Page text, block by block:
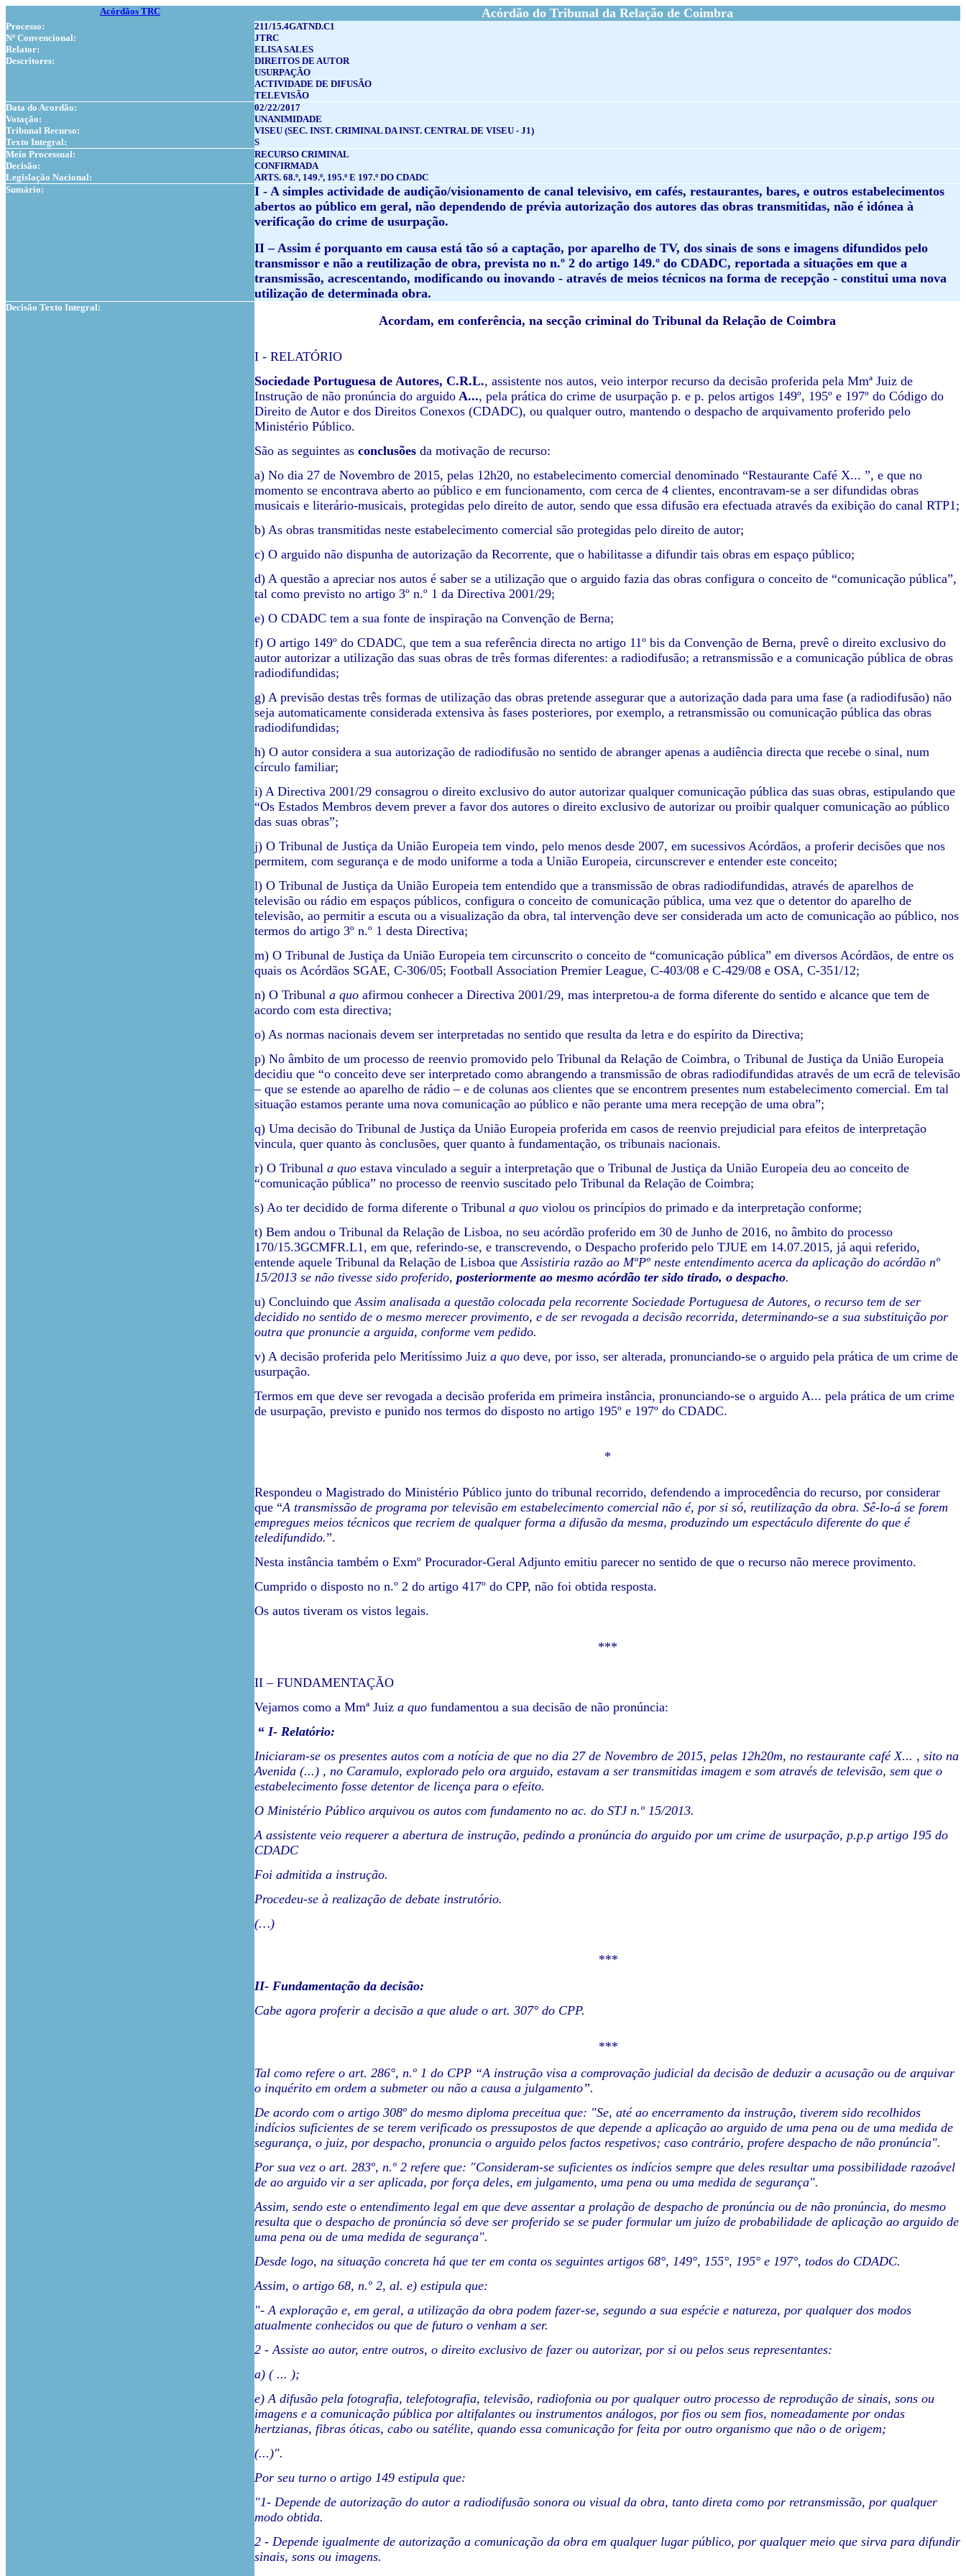
Acórdãos TRC Acórdão do Tribunal da Relação de Coimbra
Processo:
211/15.4GATND.C1
Nº Convencional:
JTRC
Relator:
ELISA SALES
Descritores:
DIREITOS DE AUTOR
USURPAÇÃO
ACTIVIDADE DE DIFUSÃO
TELEVISÃO
Data do Acordão:
02/22/2017
Votação:
UNANIMIDADE
Tribunal Recurso:
VISEU (SEC. INST. CRIMINAL DA INST. CENTRAL DE VISEU - J1)
Texto Integral:
S
Meio Processual:
RECURSO CRIMINAL
Decisão:
CONFIRMADA
Legislação Nacional:
ARTS. 68.º, 149.º, 195.º E 197.º DO CDADC
Sumário:
I - A simples actividade de audição/visionamento de canal televisivo, em cafés, restaurantes, bares, e outros estabelecimentos
abertos ao público em geral, não dependendo de prévia autorização dos autores das obras transmitidas, não é idónea à
verificação do crime de usurpação.
II – Assim é porquanto em causa está tão só a captação, por aparelho de TV, dos sinais de sons e imagens difundidos pelo
transmissor e não a reutilização de obra, prevista no n.º 2 do artigo 149.º do CDADC, reportada a situações em que a
transmissão, acrescentando, modificando ou inovando - através de meios técnicos na forma de recepção - constitui uma nova
utilização de determinada obra.
Decisão Texto Integral:
Acordam, em conferência, na secção criminal do Tribunal da Relação de Coimbra
I - RELATÓRIO
Sociedade Portuguesa de Autores, C.R.L., assistente nos autos, veio interpor recurso da decisão proferida pela Mmª Juiz de
Instrução de não pronúncia do arguido A..., pela prática do crime de usurpação p. e p. pelos artigos 149º, 195º e 197º do Código do
Direito de Autor e dos Direitos Conexos (CDADC), ou qualquer outro, mantendo o despacho de arquivamento proferido pelo
Ministério Público.
São as seguintes as conclusões da motivação de recurso:
a) No dia 27 de Novembro de 2015, pelas 12h20, no estabelecimento comercial denominado “Restaurante Café X... ”, e que no
momento se encontrava aberto ao público e em funcionamento, com cerca de 4 clientes, encontravam-se a ser difundidas obras
musicais e literário-musicais, protegidas pelo direito de autor, sendo que essa difusão era efectuada através da exibição do canal RTP1;
b) As obras transmitidas neste estabelecimento comercial são protegidas pelo direito de autor;
c) O arguido não dispunha de autorização da Recorrente, que o habilitasse a difundir tais obras em espaço público;
d) A questão a apreciar nos autos é saber se a utilização que o arguido fazia das obras configura o conceito de “comunicação pública”,
tal como previsto no artigo 3º n.º 1 da Directiva 2001/29;
e) O CDADC tem a sua fonte de inspiração na Convenção de Berna;
f) O artigo 149º do CDADC, que tem a sua referência directa no artigo 11º bis da Convenção de Berna, prevê o direito exclusivo do
autor autorizar a utilização das suas obras de três formas diferentes: a radiodifusão; a retransmissão e a comunicação pública de obras
radiodifundidas;
g) A previsão destas três formas de utilização das obras pretende assegurar que a autorização dada para uma fase (a radiodifusão) não
seja automaticamente considerada extensiva às fases posteriores, por exemplo, a retransmissão ou comunicação pública das obras
radiodifundidas;
h) O autor considera a sua autorização de radiodifusão no sentido de abranger apenas a audiência directa que recebe o sinal, num
círculo familiar;
i) A Directiva 2001/29 consagrou o direito exclusivo do autor autorizar qualquer comunicação pública das suas obras, estipulando que
“Os Estados Membros devem prever a favor dos autores o direito exclusivo de autorizar ou proibir qualquer comunicação ao público
das suas obras”;
j) O Tribunal de Justiça da União Europeia tem vindo, pelo menos desde 2007, em sucessivos Acórdãos, a proferir decisões que nos
permitem, com segurança e de modo uniforme a toda a União Europeia, circunscrever e entender este conceito;
l) O Tribunal de Justiça da União Europeia tem entendido que a transmissão de obras radiodifundidas, através de aparelhos de
televisão ou rádio em espaços públicos, configura o conceito de comunicação pública, uma vez que o detentor do aparelho de
televisão, ao permitir a escuta ou a visualização da obra, tal intervenção deve ser considerada um acto de comunicação ao público, nos
termos do artigo 3º n.º 1 desta Directiva;
m) O Tribunal de Justiça da União Europeia tem circunscrito o conceito de “comunicação pública” em diversos Acórdãos, de entre os
quais os Acórdãos SGAE, C-306/05; Football Association Premier League, C-403/08 e C-429/08 e OSA, C-351/12;
n) O Tribunal a quo afirmou conhecer a Directiva 2001/29, mas interpretou-a de forma diferente do sentido e alcance que tem de
acordo com esta directiva;
o) As normas nacionais devem ser interpretadas no sentido que resulta da letra e do espírito da Directiva;
p) No âmbito de um processo de reenvio promovido pelo Tribunal da Relação de Coimbra, o Tribunal de Justiça da União Europeia
decidiu que “o conceito deve ser interpretado como abrangendo a transmissão de obras radiodifundidas através de um ecrã de televisão
– que se estende ao aparelho de rádio – e de colunas aos clientes que se encontrem presentes num estabelecimento comercial. Em tal
situação estamos perante uma nova comunicação ao público e não perante uma mera recepção de uma obra”;
q) Uma decisão do Tribunal de Justiça da União Europeia proferida em casos de reenvio prejudicial para efeitos de interpretação
vincula, quer quanto às conclusões, quer quanto à fundamentação, os tribunais nacionais.
r) O Tribunal a quo estava vinculado a seguir a interpretação que o Tribunal de Justiça da União Europeia deu ao conceito de
“comunicação pública” no processo de reenvio suscitado pelo Tribunal da Relação de Coimbra;
s) Ao ter decidido de forma diferente o Tribunal a quo violou os princípios do primado e da interpretação conforme;
t) Bem andou o Tribunal da Relação de Lisboa, no seu acórdão proferido em 30 de Junho de 2016, no âmbito do processo
170/15.3GCMFR.L1, em que, referindo-se, e transcrevendo, o Despacho proferido pelo TJUE em 14.07.2015, já aqui referido,
entende aquele Tribunal da Relação de Lisboa queAssistiria razão ao MºPº neste entendimento acerca da aplicação do acórdão nº
15/2013 se não tivesse sido proferido, posteriormente ao mesmo acórdão ter sido tirado, o despacho.
u) Concluindo queAssim analisada a questão colocada pela recorrente Sociedade Portuguesa de Autores, o recurso tem de ser
decidido no sentido de o mesmo merecer provimento, e de ser revogada a decisão recorrida, determinando-se a sua substituição por
outra que pronuncie a arguida, conforme vem pedido.
v) A decisão proferida pelo Meritíssimo Juiz a quo deve, por isso, ser alterada, pronunciando-se o arguido pela prática de um crime de
usurpação.
Termos em que deve ser revogada a decisão proferida em primeira instância, pronunciando-se o arguido A... pela prática de um crime
de usurpação, previsto e punido nos termos do disposto no artigo 195º e 197º do CDADC.
*
Respondeu o Magistrado do Ministério Público junto do tribunal recorrido, defendendo a improcedência do recurso, por considerar
que “A transmissão de programa por televisão em estabelecimento comercial não é, por si só, reutilização da obra. Sê-lo-á se forem
empregues meios técnicos que recriem de qualquer forma a difusão da mesma, produzindo um espectáculo diferente do que é
teledifundido.”.
Nesta instância também o Exmº Procurador-Geral Adjunto emitiu parecer no sentido de que o recurso não merece provimento.
Cumprido o disposto no n.º 2 do artigo 417º do CPP, não foi obtida resposta.
Os autos tiveram os vistos legais.
***
II – FUNDAMENTAÇÃO
Vejamos como a Mmª Juiz a quo fundamentou a sua decisão de não pronúncia:
“ I- Relatório:
Iniciaram-se os presentes autos com a notícia de que no dia 27 de Novembro de 2015, pelas 12h20m, no restaurante café X... , sito na
Avenida (...) , no Caramulo, explorado pelo ora arguido, estavam a ser transmitidas imagem e som através de televisão, sem que o
estabelecimento fosse detentor de licença para o efeito.
O Ministério Público arquivou os autos com fundamento no ac. do STJ n.º 15/2013.
A assistente veio requerer a abertura de instrução, pedindo a pronúncia do arguido por um crime de usurpação, p.p.p artigo 195 do
CDADC
Foi admitida a instrução.
Procedeu-se à realização de debate instrutório.
(…)
***
II- Fundamentação da decisão:
Cabe agora proferir a decisão a que alude o art. 307° do CPP.
***
Tal como refere o art. 286°, n.º 1 do CPP “A instrução visa a comprovação judicial da decisão de deduzir a acusação ou de arquivar
o inquérito em ordem a submeter ou não a causa a julgamento”.
De acordo com o artigo 308º do mesmo diploma preceitua que: "Se, até ao encerramento da instrução, tiverem sido recolhidos
indícios suficientes de se terem verificado os pressupostos de que depende a aplicação ao arguido de uma pena ou de uma medida de
segurança, o juiz, por despacho, pronuncia o arguido pelos factos respetivos; caso contrário, profere despacho de não pronúncia".
Por sua vez o art. 283º, n.º 2 refere que: "Consideram-se suficientes os indícios sempre que deles resultar uma possibilidade razoável
de ao arguido vir a ser aplicada, por força deles, em julgamento, uma pena ou uma medida de segurança".
Assim, sendo este o entendimento legal em que deve assentar a prolação de despacho de pronúncia ou de não pronúncia, do mesmo
resulta que o despacho de pronúncia só deve ser proferido se se puder formular um juízo de probabilidade de aplicação ao arguido de
uma pena ou de uma medida de segurança".
Desde logo, na situação concreta há que ter em conta os seguintes artigos 68°, 149°, 155°, 195° e 197°, todos do CDADC.
Assim, o artigo 68, n.º 2, al. e) estipula que:
"- A exploração e, em geral, a utilização da obra podem fazer-se, segundo a sua espécie e natureza, por qualquer dos modos
atualmente conhecidos ou que de futuro o venham a ser.
2 - Assiste ao autor, entre outros, o direito exclusivo de fazer ou autorizar, por si ou pelos seus representantes:
a) ( ... );
e) A difusão pela fotografia, telefotografia, televisão, radiofonia ou por qualquer outro processo de reprodução de sinais, sons ou
imagens e a comunicação pública por altifalantes ou instrumentos análogos, por fios ou sem fios, nomeadamente por ondas
hertzianas, fibras óticas, cabo ou satélite, quando essa comunicação for feita por outro organismo que não o de origem;
(...)".
Por seu turno o artigo 149 estipula que:
"1- Depende de autorização do autor a radiodifusão sonora ou visual da obra, tanto direta como por retransmissão, por qualquer
modo obtida.
2 - Depende igualmente de autorização a comunicação da obra em qualquer lugar público, por qualquer meio que sirva para difundir
sinais, sons ou imagens.